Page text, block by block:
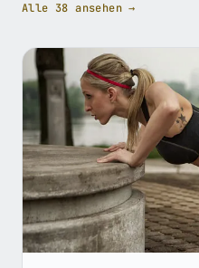
Alle 38 ansehen →